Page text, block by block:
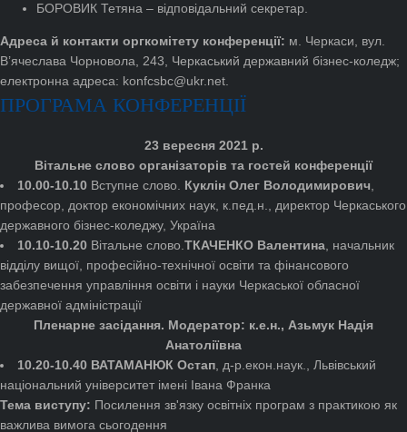
БОРОВИК Тетяна – відповідальний секретар.
Адреса й контакти оргкомітету конференції: м. Черкаси, вул.
В’ячеслава Чорновола, 243, Черкаський державний бізнес-коледж;
електронна адреса: konfcsbc@ukr.net.
ПРОГРАМА КОНФЕРЕНЦІЇ
23 вересня 2021 р.
Вітальне слово організаторів та гостей конференції
10.00-10.10 Вступне слово. Куклін Олег Володимирович,
професор, доктор економічних наук, к.пед.н., директор Черкаського
державного бізнес-коледжу, Україна
10.10-10.20 Вітальне слово.ТКАЧЕНКО Валентина, начальник
відділу вищої, професійно-технічної освіти та фінансового
забезпечення управління освіти і науки Черкаської обласної
державної адміністрації
Пленарне засідання. Модератор: к.е.н., Азьмук Надія
Анатоліївна
10.20-10.40 ВАТАМАНЮК Остап, д-р.екон.наук., Львівський
національний університет імені Івана Франка
Тема виступу: Посилення зв'язку освітніх програм з практикою як
важлива вимога сьогодення